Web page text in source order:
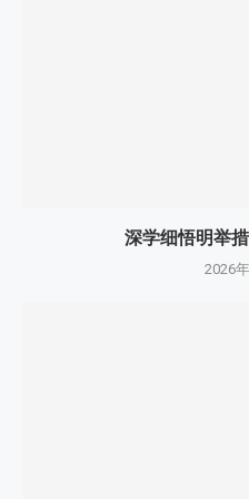
深学细悟明举
2026